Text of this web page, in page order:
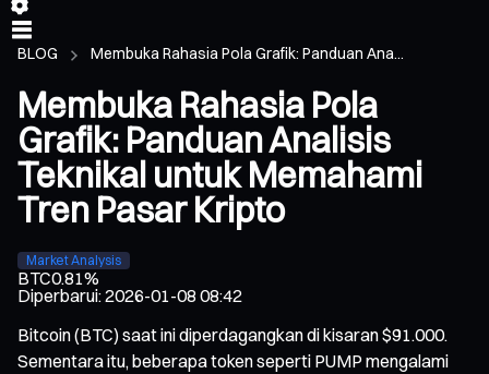
BLOG Membuka Rahasia Pola Grafik: Panduan Ana...
Membuka Rahasia Pola
Grafik: Panduan Analisis
Teknikal untuk Memahami
Tren Pasar Kripto
Market Analysis
BTC0.81%
Diperbarui:2026-01-08 08:42
Bitcoin (BTC) saat ini diperdagangkan di kisaran $91.000.
Sementara itu, beberapa token seperti PUMP mengalami